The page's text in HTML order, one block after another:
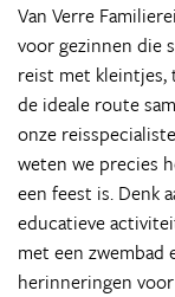
Van Verre
voor gezinnen die
reist met kleintjes,
de ideale route
onze
weten we precies
een feest is. Denk
educatieve
met een zwembad
herinneringen